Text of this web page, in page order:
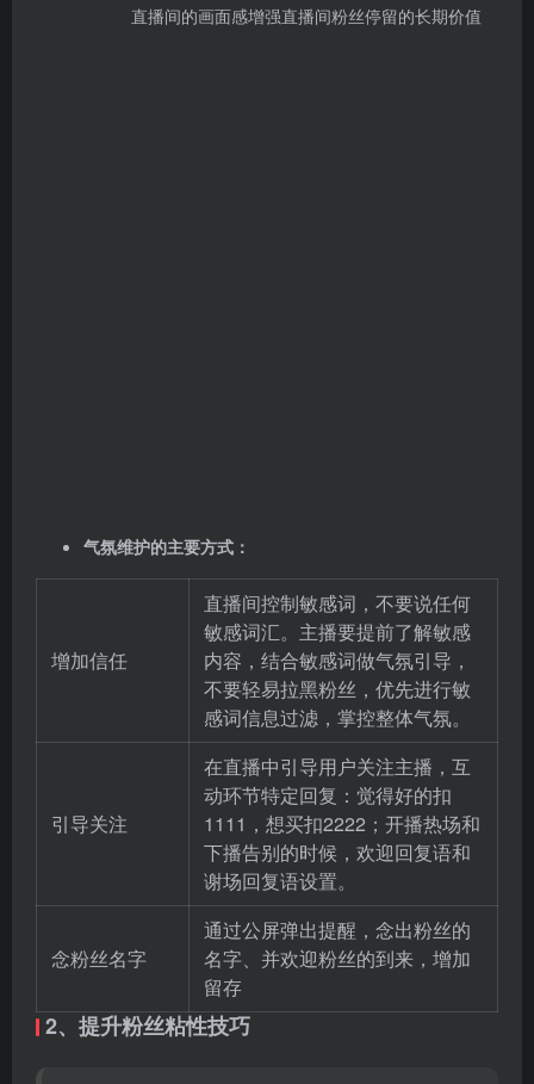
直播间的画面感增强直播间粉丝停留的长期价值
气氛维护的主要方式：
增加信任
直播间控制敏感词，不要说任何
敏感词汇。主播要提前了解敏感
内容，结合敏感词做气氛引导，
不要轻易拉黑粉丝，优先进行敏
感词信息过滤，掌控整体气氛。
引导关注
在直播中引导用户关注主播，互
动环节特定回复：觉得好的扣
1111，想买扣2222；开播热场和
下播告别的时候，欢迎回复语和
谢场回复语设置。
念粉丝名字
通过公屏弹出提醒，念出粉丝的
名字、并欢迎粉丝的到来，增加
留存
2、提升粉丝粘性技巧